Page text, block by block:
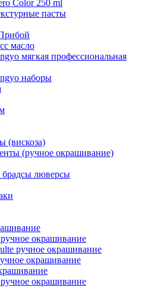
Color 250 ml
пасты
масло
мягкая профессиональная
наборы
(вискоза)
(ручное окрашивание)
люверсы
окрашивание
ручное окрашивание
окрашивание
окрашивание